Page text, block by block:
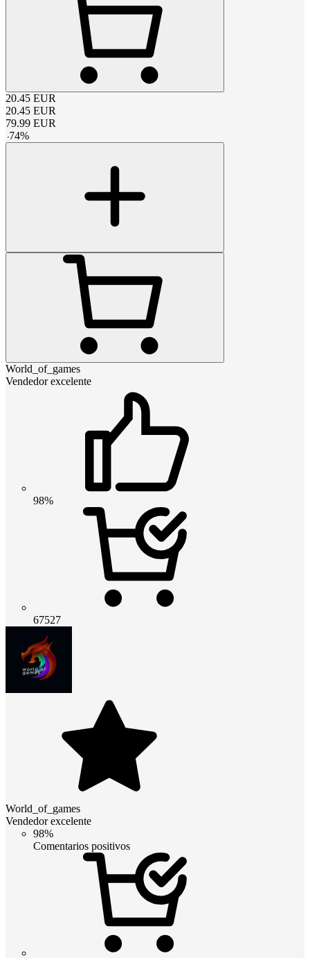
20.45 EUR
20.45 EUR
79.99 EUR
-74%
World_of_games
Vendedor excelente
98%
67527
World_of_games
Vendedor excelente
98%
Comentarios positivos